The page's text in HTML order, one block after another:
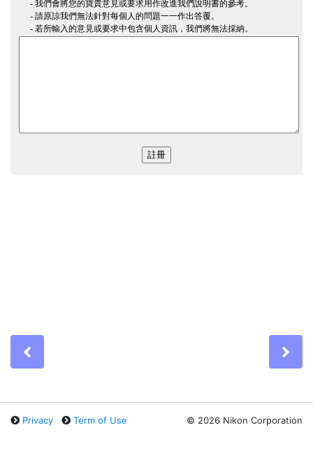
Privacy Term of Use © 2026 Nikon Corporation